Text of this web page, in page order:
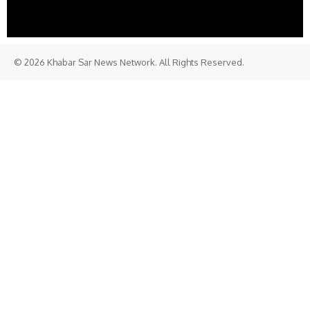
© 2026 Khabar Sar News Network. All Rights Reserved.